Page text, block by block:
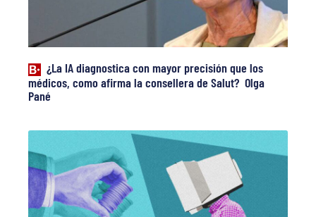
¿La IA diagnostica con mayor precisión que los
médicos, como afirma la consellera de Salut? Olga
Pané